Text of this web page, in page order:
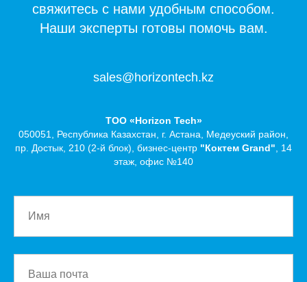
свяжитесь с нами удобным способом.
Наши эксперты готовы помочь вам.
sales@horizontech.kz
TOO «Horizon Tech»
050051, Республика Казахстан, г. Астана, Медеуский район,
пр. Достык, 210 (2-й блок), бизнес-центр "Коктем Grand" , 14
этаж, офис №140